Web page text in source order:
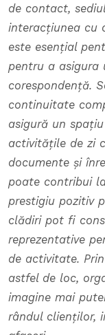
de contact,
interacțiunea cu
este esențial
pentru a asigura
corespondență.
continuitate
asigură un
activitățile de zi
documente și
poate contribui
prestigiu pozitiv
clădiri pot fi
reprezentative
de activitate.
astfel de loc,
imagine mai
rândul clienților,